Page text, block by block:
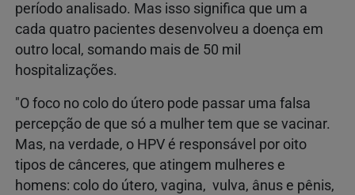
período analisado. Mas isso significa que um a
cada quatro pacientes desenvolveu a doença em
outro local, somando mais de 50 mil
hospitalizações.
"O foco no colo do útero pode passar uma falsa
percepção de que só a mulher tem que se vacinar.
Mas, na verdade, o HPV é responsável por oito
tipos de cânceres, que atingem mulheres e
homens: colo do útero, vagina, vulva, ânus e pênis,